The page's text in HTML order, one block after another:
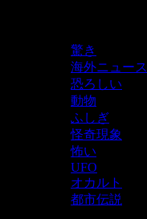
驚き
海外ニュース
恐ろしい
動物
ふしぎ
怪奇現象
怖い
UFO
オカルト
都市伝説